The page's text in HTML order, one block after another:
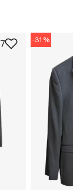
7 -31 %